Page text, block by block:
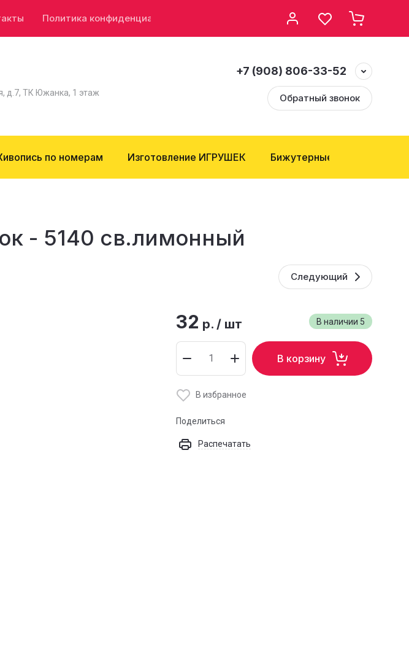
Политика конфиденциальности Возврат и Обмен
д.7, ТК Южанка, 1 этаж
+7 (908) 806-33-52
Обратный звонок
по номерам Изготовление ИГРУШЕК Бижутерные компоненты
- 5140 св.лимонный
Следующий
В наличии 5
32 р. / шт
В корзину
В избранное
Поделиться
Распечатать